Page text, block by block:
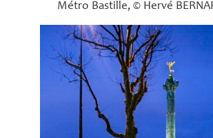
Métro Bastille, © Hervé